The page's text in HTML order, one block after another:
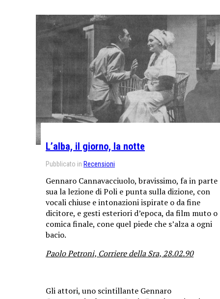
L’alba, il giorno, la notte
Pubblicato in Recensioni
Gennaro Cannavacciuolo, bravissimo, fa in parte
sua la lezione di Poli e punta sulla dizione, con
vocali chiuse e intonazioni ispirate o da fine
dicitore, e gesti esteriori d’epoca, da film muto o
comica finale, cone quel piede che s’alza a ogni
bacio.
Paolo Petroni, Corriere della Sra, 28.02.90
Gli attori, uno scintillante Gennaro